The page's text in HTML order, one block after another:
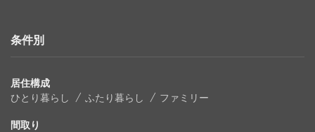
条件別
居住構成
ひとり暮らし
ふたり暮らし ファミリー
間取り